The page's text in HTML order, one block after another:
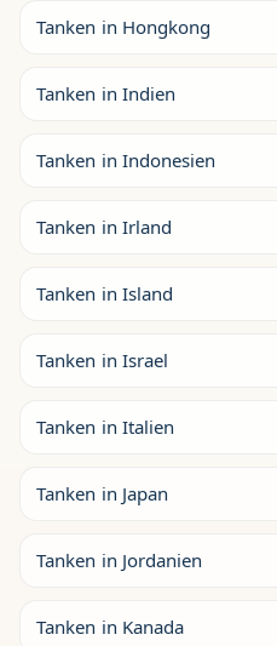
Tanken in Hongkong
Tanken in Indien
Tanken in Indonesien
Tanken in Irland
Tanken in Island
Tanken in Israel
Tanken in Italien
Tanken in Japan
Tanken in Jordanien
Tanken in Kanada